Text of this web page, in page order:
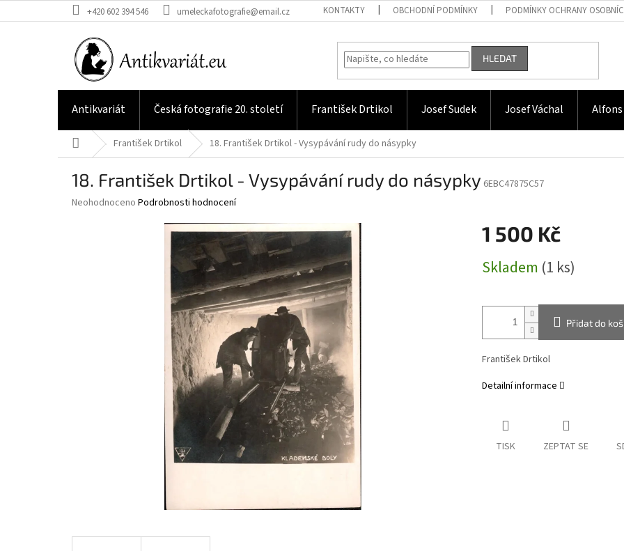
na
+420 602 394 546 umeleckafotografie@email.cz KONTAKTY OBCHODNÍ PODMÍNKY PODMÍNKY OCHRANY
HLEDAT
Antikvariát Česká fotografie 20. století František Drtikol Josef Sudek Josef Váchal Alfons
Domů František Drtikol 18. František Drtikol - Vysypávání rudy do násypky
18. František Drtikol - Vysypávání rudy do násypky 6EBC47875C57
Průměrné
Neohodnoceno Podrobnosti hodnocení
1 500 Kč
cena:
Skladem (1 ks)
Přidat do
František Drtikol
Detailní informace
TISK ZEPTAT SE